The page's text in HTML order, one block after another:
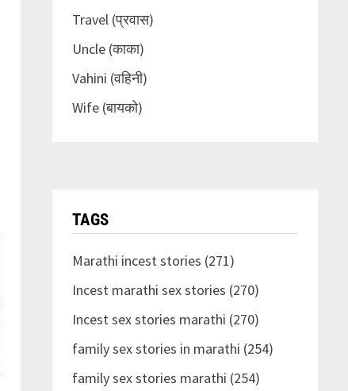
Travel (प्रवास)
Uncle (काका)
Vahini (वहिनी)
Wife (बायको)
TAGS
Marathi incest stories (271)
Incest marathi sex stories (270)
Incest sex stories marathi (270)
family sex stories in marathi (254)
family sex stories marathi (254)